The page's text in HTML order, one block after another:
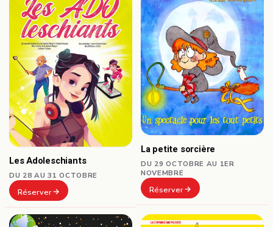
Les Adoleschiants
DU 28 AU 31 OCTOBRE
Réserver
La petite sorcière
DU 29 OCTOBRE AU 1ER
NOVEMBRE
Réserver